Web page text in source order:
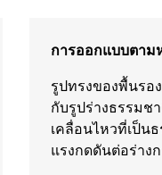
การออกแบบตาม
รูปทรงของพื้นรอ
กับรูปร่างธรรมช
เคลื่อนไหวที่เป็น
แรงกดดันต่อร่าง